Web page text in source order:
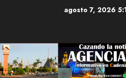
agosto 7, 2026